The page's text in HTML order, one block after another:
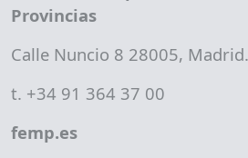
Provincias
Calle Nuncio 8 28005,
t. +34 91 364 37 00
femp.es